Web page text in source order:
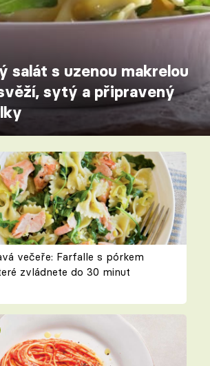
salát s uzenou makrelou
sytý a připravený
večeře: Farfalle s pórkem
zvládnete do 30 minut